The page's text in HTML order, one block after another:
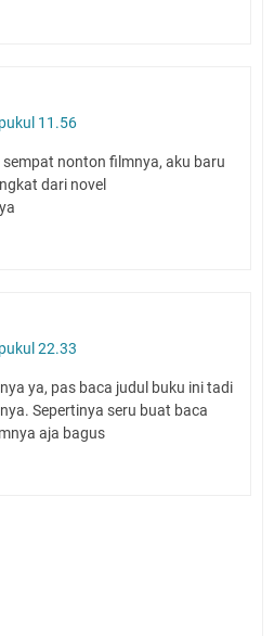
11.56
nonton filmnya, aku baru
dari novel
22.33
ya, pas baca judul buku ini tadi
Sepertinya seru buat baca
aja bagus